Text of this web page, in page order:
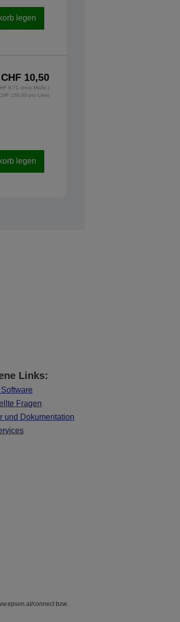
legen
CHF 10,50
9,71 ohne MwSt.)
150,00 pro Liter)
legen
Links:
Fragen
und Dokumentation
connect bzw.